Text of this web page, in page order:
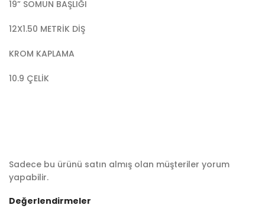
19” SOMUN BAŞLIĞI
12X1.50 METRİK DİŞ
KROM KAPLAMA
10.9 ÇELİK
Değerlendirmeler
Sadece bu ürünü satın almış olan müşteriler yorum
yapabilir.